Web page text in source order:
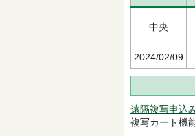
中央
2024/02/09
遠隔複写申込
複写カート機